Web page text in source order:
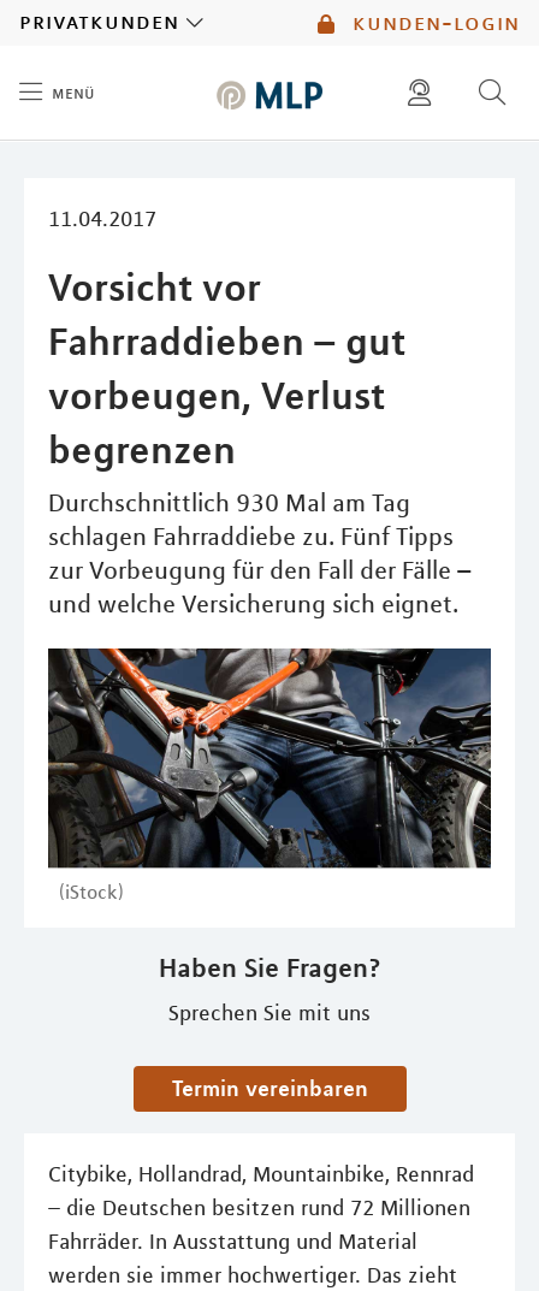
kunden-login
privatkunden
menü
11.04.2017
Vorsicht vor
Fahrraddieben – gut
vorbeugen, Verlust
begrenzen
Durchschnittlich 930 Mal am Tag
schlagen Fahrraddiebe zu. Fünf Tipps
zur Vorbeugung für den Fall der Fälle –
und welche Versicherung sich eignet.
(iStock)
Haben Sie Fragen?
Sprechen Sie mit uns
Termin vereinbaren
Citybike, Hollandrad, Mountainbike, Rennrad
– die Deutschen besitzen rund 72 Millionen
Fahrräder. In Ausstattung und Material
werden sie immer hochwertiger. Das zieht